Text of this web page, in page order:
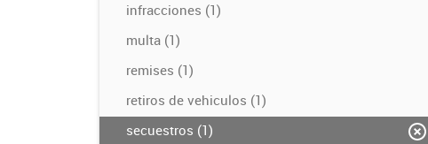
infracciones (1)
multa (1)
remises (1)
retiros de vehiculos (1)
secuestros (1)